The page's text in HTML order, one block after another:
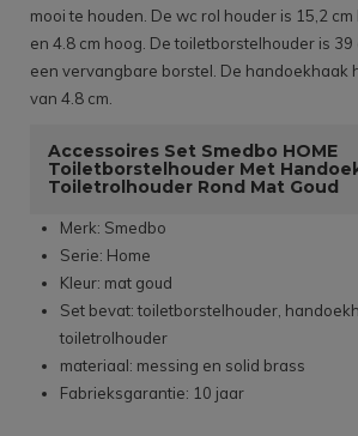
mooi te houden. De wc rol houder is 15,2
en 4.8 cm hoog. De toiletborstelhouder is
een vervangbare borstel. De handoekhaak
van 4.8 cm.
Accessoires Set Smedbo HOME
Toiletborstelhouder Met
Toiletrolhouder Rond Mat Goud
Merk: Smedbo
Serie: Home
Kleur: mat goud
Set bevat: toiletborstelhouder,
toiletrolhouder
materiaal: messing en solid brass
Fabrieksgarantie: 10 jaar